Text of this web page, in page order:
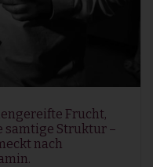
Frucht,
samtige Struktur –
nach